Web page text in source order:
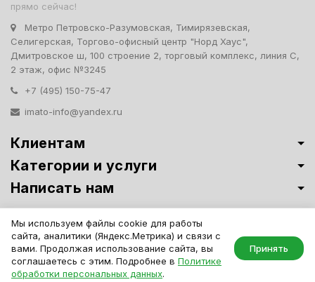
прямо сейчас!
Метро Петровско-Разумовская, Тимирязевская,
Селигерская, Торгово-офисный центр "Норд Хаус",
Дмитровское ш, 100 строение 2, торговый комплекс, линия С,
2 этаж, офис №3245
+7 (495) 150-75-47
imato-info@yandex.ru
Клиентам
Категории и услуги
Написать нам
Витрины премиум-класса ИМАТО
Политика обработки персональных
данных
IMATO. Интернет Магазин Торговой И Офисной Мебели. ООО "ИМАТО",
ИНН 7717506114 КПП 771701001, ОГРН 1047796163799
Мы используем файлы cookie для работы
сайта, аналитики (Яндекс.Метрика) и связи с
вами. Продолжая использование сайта, вы
соглашаетесь с этим. Подробнее в Политике
обработки персональных данных.
Принять